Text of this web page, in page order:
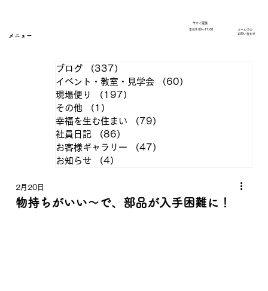
メニュー
今すぐ電話
​平日9:00～17:00
メールでの
​お問い合わせ
ブログ （337）
イベント・教室・見学会
（60）
現場便り
（197）
その他
（1）
幸福を生む住まい
（79）
社員日記
（86）
お客様ギャラリー
（47）
お知らせ
（4）
物持ちがいい〜で、部品が入手困難に！
2月20日